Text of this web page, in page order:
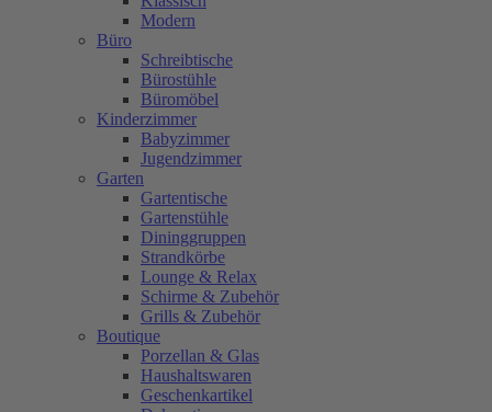
Modern
Büro
Schreibtische
Bürostühle
Büromöbel
Kinderzimmer
Babyzimmer
Jugendzimmer
Garten
Gartentische
Gartenstühle
Dininggruppen
Strandkörbe
Lounge & Relax
Schirme & Zubehör
Grills & Zubehör
Boutique
Porzellan & Glas
Haushaltswaren
Geschenkartikel